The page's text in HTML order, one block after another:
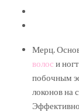
Мерц.
волос и
побочным
локонов на